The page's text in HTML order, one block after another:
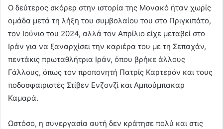
Ο δεύτερος σκόρερ στην ιστορία της Μονακό ήταν χωρίς
ομάδα μετά τη λήξη του συμβολαίου του στο Πριγκιπάτο,
τον Ιούνιο του 2024, αλλά τον Απρίλιο είχε μεταβεί στο
Ιράν για να ξαναρχίσει την καριέρα του με τη Σεπαχάν,
πεντάκις πρωταθλήτρια Ιράν, όπου βρήκε άλλους
Γάλλους, όπως τον προπονητή Πατρίς Καρτερόν και τους
ποδοσφαιριστές Στίβεν Ενζονζί και Αμπούμπακαρ
Καμαρά.
Ωστόσο, η συνεργασία αυτή δεν κράτησε πολύ και στις